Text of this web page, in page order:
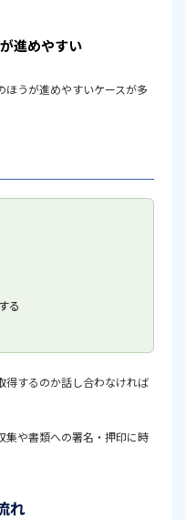
進めやすい
ほうが進めやすいケースが多
る
得するのか話し合わなければ
集や書類への署名・押印に時
れ